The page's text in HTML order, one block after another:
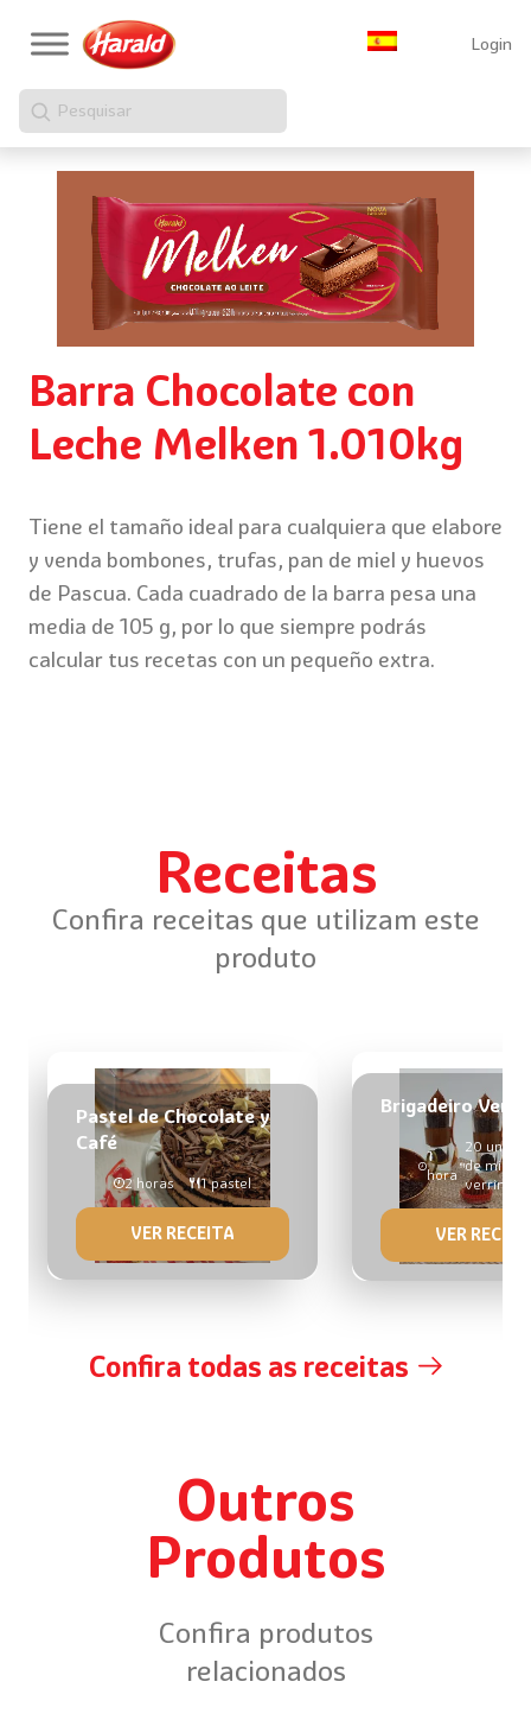
Login
Pesquisar
Barra Chocolate con
Leche Melken 1.010kg
Tiene el tamaño ideal para cualquiera que elabore
y venda bombones, trufas, pan de miel y huevos
de Pascua. Cada cuadrado de la barra pesa una
media de 105 g, por lo que siempre podrás
calcular tus recetas con un pequeño extra.
Receitas
Confira receitas que utilizam este
produto
Pastel de Chocolate y
Café
2 horas 1 pastel
VER RECEITA
Brigadeiro
1
hora
20
de mini
verrine
VER
Confira todas as receitas
Outros
Produtos
Confira produtos
relacionados